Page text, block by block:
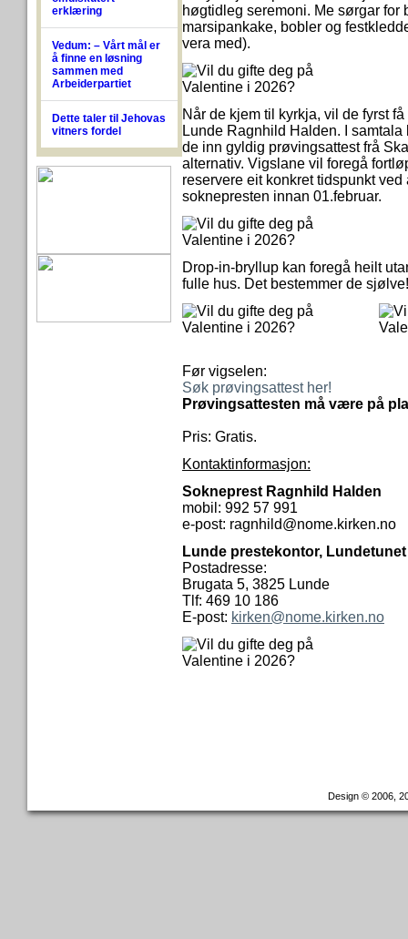
erklæring
Vedum: – Vårt mål er
å finne en løsning
sammen med
Arbeiderpartiet
Dette taler til Jehovas
vitners fordel
høgtidleg seremoni. Me sørgar for
marsipankake, bobler og
vera med).
Når de kjem til kyrkja, vil de fyrst
Lunde Ragnhild Halden. I samtala
de inn gyldig prøvingsattest frå
alternativ. Vigslane vil foregå
reservere eit konkret tidspunkt
soknepresten innan 01.februar.
Drop-in-bryllup kan foregå heilt
fulle hus. Det bestemmer de
Før vigselen:
Søk prøvingsattest her!
Prøvingsattesten må være på
Pris: Gratis.
Kontaktinformasjon:
Sokneprest Ragnhild Halden
mobil: 992 57 991
e-post: ragnhild@nome.kirken.no
Lunde prestekontor, Lundetunet
Postadresse:
Brugata 5, 3825 Lunde
Tlf: 469 10 186
E-post: kirken@nome.kirken.no
Design © 2006,